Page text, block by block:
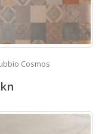
Cosmos
kn